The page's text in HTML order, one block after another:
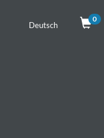
Deutsch
0